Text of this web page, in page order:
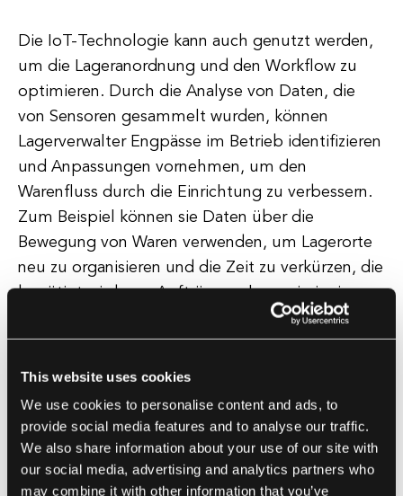
This website uses cookies
We use cookies to personalise content and ads, to
provide social media features and to analyse our traffic.
We also share information about your use of our site with
our social media, advertising and analytics partners who
may combine it with other information that you’ve
Die IoT-Technologie kann auch genutzt werden,
um die Lageranordnung und den Workflow zu
optimieren. Durch die Analyse von Daten, die
von Sensoren gesammelt wurden, können
Lagerverwalter Engpässe im Betrieb identifizieren
und Anpassungen vornehmen, um den
Warenfluss durch die Einrichtung zu verbessern.
Zum Beispiel können sie Daten über die
Bewegung von Waren verwenden, um Lagerorte
neu zu organisieren und die Zeit zu verkürzen, die
benötigt wird, um Aufträge zu kommissionieren
Darüber hinaus können IoT-Geräte mit anderen
maschinellem Lernen, integriert werden, um sich
wiederholende Aufgaben zu automatisieren und
Vorhersagen über die zukünftige Nachfrage zu